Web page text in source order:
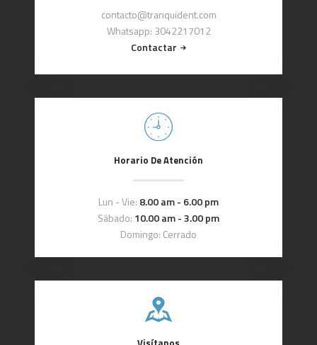
contacto@tranquident.com
Whatsapp: 3042217012
Contactar
Horario De Atención
Lun - Vie: 8.00 am - 6.00 pm
Sábado: 10.00 am - 3.00 pm
Domingo: Cerrado